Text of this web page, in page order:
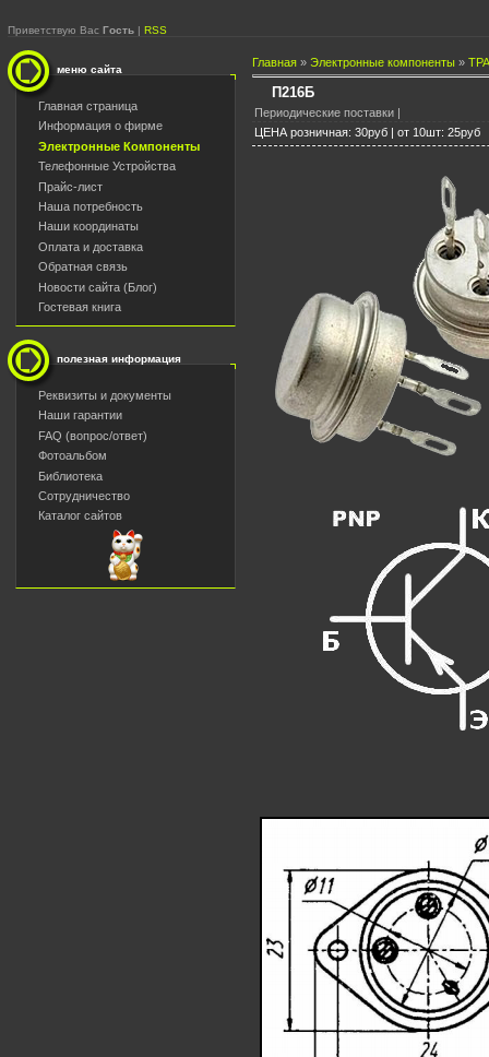
Приветствую Вас Гость | RSS
меню сайта
Главная страница
Информация о фирме
Электронные Компоненты
Телефонные Устройства
Прайс-лист
Наша потребность
Наши координаты
Оплата и доставка
Обратная связь
Новости сайта (Блог)
Гостевая книга
полезная информация
Реквизиты и документы
Наши гарантии
FAQ (вопрос/ответ)
Фотоальбом
Библиотека
Сотрудничество
Каталог сайтов
Главная » Электронные компоненты »
П216Б
Периодические поставки |
ЦЕНА розничная: 30руб | от 10шт: 25руб